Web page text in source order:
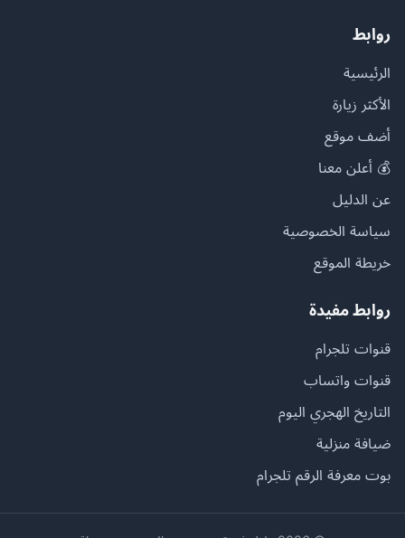
روابط
الرئيسية
الأكثر زيارة
أضف موقع
💰 أعلن معنا
عن الدليل
سياسة الخصوصية
خريطة الموقع
روابط مفيدة
قنوات تلجرام
قنوات واتساب
التاريخ الهجري اليوم
ضيافة منزلية
بوت معرفة الرقم تلجرام